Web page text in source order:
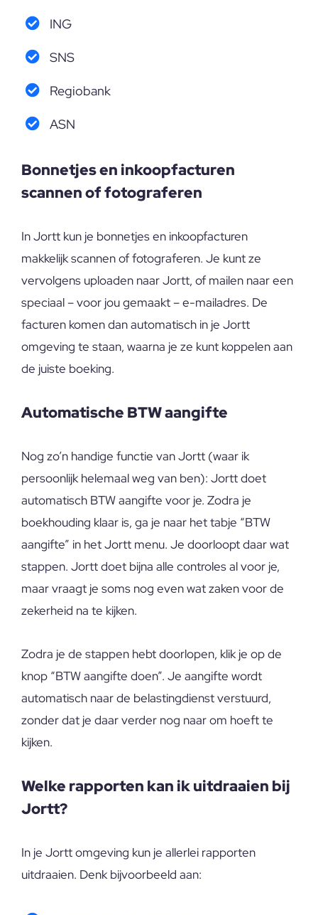
ING
SNS
Regiobank
ASN
Bonnetjes en inkoopfacturen
scannen of fotograferen
In Jortt kun je bonnetjes en inkoopfacturen
makkelijk scannen of fotograferen. Je kunt ze
vervolgens uploaden naar Jortt, of mailen naar een
speciaal – voor jou gemaakt – e-mailadres. De
facturen komen dan automatisch in je Jortt
omgeving te staan, waarna je ze kunt koppelen aan
de juiste boeking.
Automatische BTW aangifte
Nog zo’n handige functie van Jortt (waar ik
persoonlijk helemaal weg van ben): Jortt doet
automatisch BTW aangifte voor je. Zodra je
boekhouding klaar is, ga je naar het tabje “BTW
aangifte” in het Jortt menu. Je doorloopt daar wat
stappen. Jortt doet bijna alle controles al voor je,
maar vraagt je soms nog even wat zaken voor de
zekerheid na te kijken.
Zodra je de stappen hebt doorlopen, klik je op de
knop “BTW aangifte doen”. Je aangifte wordt
automatisch naar de belastingdienst verstuurd,
zonder dat je daar verder nog naar om hoeft te
kijken.
Welke rapporten kan ik uitdraaien bij
Jortt?
In je Jortt omgeving kun je allerlei rapporten
uitdraaien. Denk bijvoorbeeld aan: